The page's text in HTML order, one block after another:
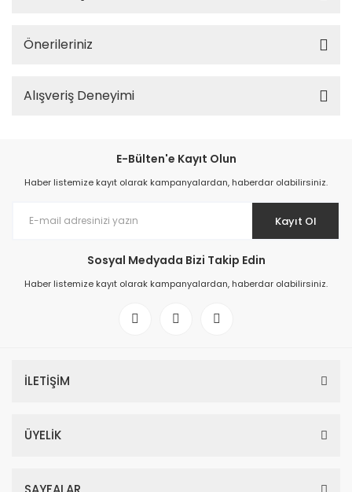
Önerileriniz
Alışveriş Deneyimi
E-Bülten'e Kayıt Olun
Haber listemize kayıt olarak kampanyalardan, haberdar olabilirsiniz.
Kayıt Ol
Sosyal Medyada Bizi Takip Edin
Haber listemize kayıt olarak kampanyalardan, haberdar olabilirsiniz.
İLETİŞİM
ÜYELİK